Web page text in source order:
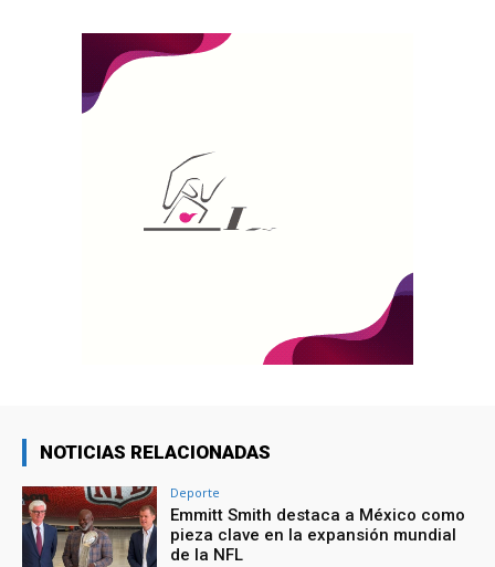
NOTICIAS RELACIONADAS
Deporte
Emmitt Smith destaca a México como
pieza clave en la expansión mundial
de la NFL